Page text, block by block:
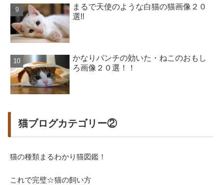
まるで天使のような白猫の猫画像２０
選!!
かなりパンチの効いた・ねこのおもし
ろ画像２０選！！
猫ブログカテゴリー②
猫の種類まるわかり猫図鑑！
これで完璧☆猫の飼い方